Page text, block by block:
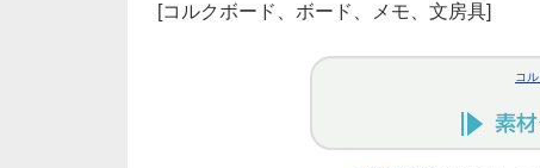
[コルクボード、ボード、メモ、文房具]
コ